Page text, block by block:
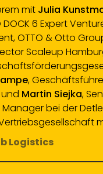
mit Julia
DOCK 6 Expert
OTTO & Otto
Scaleup
,
Martin Siejka,
bei der
Logistics